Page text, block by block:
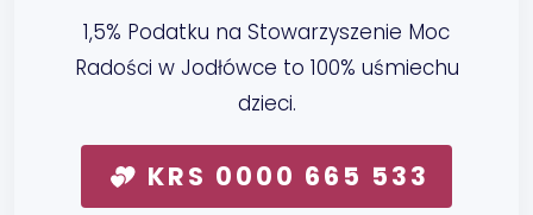
1,5% Podatku na Stowarzyszenie Moc
Radości w Jodłówce to 100% uśmiechu
dzieci.
KRS 0000 665 533